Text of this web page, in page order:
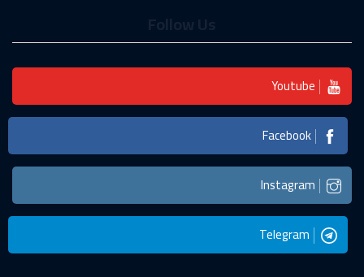
Youtube
Facebook
Instagram
Telegram